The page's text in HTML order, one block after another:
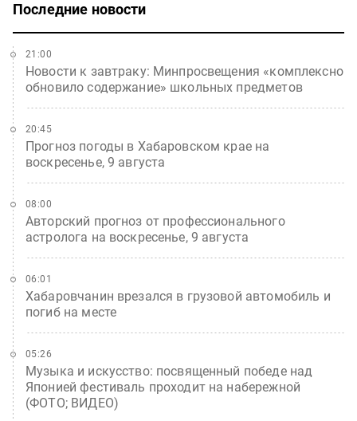
Последние новости
Новости к завтраку: Минпросвещения «комплексно
обновило содержание» школьных предметов
21:00
Прогноз погоды в Хабаровском крае на
воскресенье, 9 августа
20:45
Авторский прогноз от профессионального
астролога на воскресенье, 9 августа
08:00
Хабаровчанин врезался в грузовой автомобиль и
погиб на месте
06:01
Музыка и искусство: посвященный победе над
Японией фестиваль проходит на набережной
(ФОТО; ВИДЕО)
05:26